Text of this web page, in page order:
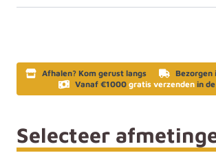
Afhalen? Kom gerust langs
Bezorgen
Vanaf €1000 gratis verzenden in
Selecteer